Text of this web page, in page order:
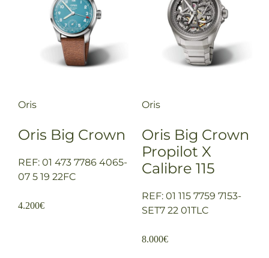
Oris
Oris Big Crown
REF: 01 473 7786 4065-
07 5 19 22FC
4.200€
Oris
Oris Big Crown
Propilot X
Calibre 115
REF: 01 115 7759 7153-
SET7 22 01TLC
8.000€